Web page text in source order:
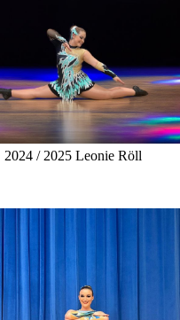
2024 / 2025 Leonie Röll